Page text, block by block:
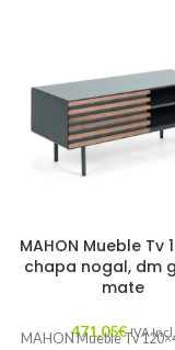
MAHON Mueble Tv
chapa nogal, dm
mate
471,05€ IVA Incl.
MAHON Mueble Tv